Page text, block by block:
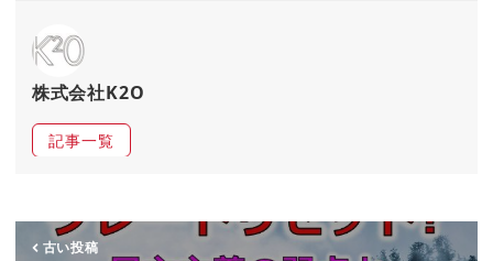
株式会社K2O
記事一覧
古い投稿